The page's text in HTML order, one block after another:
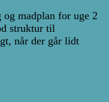
madplan for uge 2
struktur til
når der går lidt